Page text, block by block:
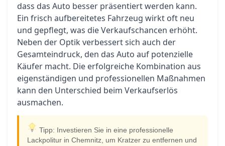
dass das Auto besser präsentiert werden kann.
Ein frisch aufbereitetes Fahrzeug wirkt oft neu
und gepflegt, was die Verkaufschancen erhöht.
Neben der Optik verbessert sich auch der
Gesamteindruck, den das Auto auf potenzielle
Käufer macht. Die erfolgreiche Kombination aus
eigenständigen und professionellen Maßnahmen
kann den Unterschied beim Verkaufserlös
ausmachen.
Tipp: Investieren Sie in eine professionelle
Lackpolitur in Chemnitz, um Kratzer zu entfernen und